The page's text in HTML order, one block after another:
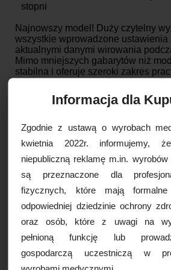
stopni
Najnowszy model! Duży czytelny
wszystkie wprowadzone ustawienia
aktualnymi danymi wirowania
Mimo mniejszych gabarytów niż
stabilna i oferuje szeroki zakres
separującym jak i bez żelu z samym
Jedną z najważniejszych cech
model od poprzedników i
wyświetlacz podający zarówno siłę
minutę) w tym samym czasie, oraz
ustawienia 9 różnych pamięci
silnik, który jest bezobsługowy
zapewniają użytkownika, że
wyboru.
Uniwersalna wirówka
niezawodność, małe gabaryty oraz
materiał, z którego wykonano
Plastikowa obudowa z blokadą
bezstopniowa regulacja obrotów,
Informacja dla
Zgodnie z ustawą o wyrobach
kwietnia 2022r. informujemy,
niepubliczną reklamę m.in.
są przeznaczone dla
fizycznych, które mają formalne
odpowiedniej dziedzinie ochrony
oraz osób, które z uwagi na
pełnioną funkcję lub
gospodarczą uczestniczą w
wyrobami medycznymi.